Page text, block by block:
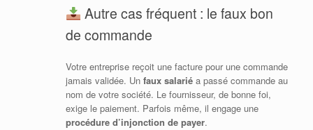
Autre cas fréquent : le faux bon
de commande
Votre entreprise reçoit une facture pour une commande
jamais validée. Un faux salariéa passé commande au
nom de votre société. Le fournisseur, de bonne foi,
exige le paiement. Parfois même, il engage une
procédure d’injonction de payer.